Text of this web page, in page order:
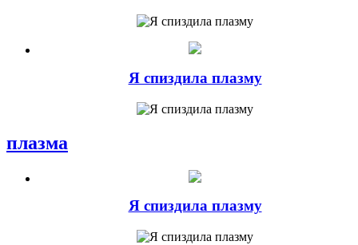
Я спиздила плазму
плазма
Я спиздила плазму